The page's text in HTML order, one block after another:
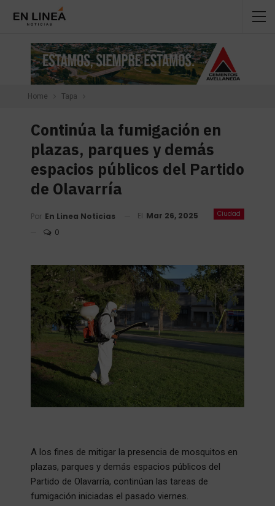
Home Tapa
Continúa la fumigación en
plazas, parques y demás
espacios públicos del Partido
de Olavarría
Ciudad
Por En Linea Noticias El Mar 26, 2025
0
A los fines de mitigar la presencia de mosquitos en
plazas, parques y demás espacios públicos del
Partido de Olavarría, continúan las tareas de
fumigación iniciadas el pasado viernes.